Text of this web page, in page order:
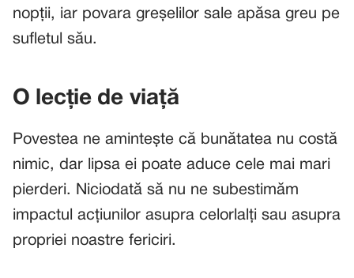
nopții, iar povara greșelilor sale apăsa greu pe
sufletul său.
O lecție de viață
Povestea ne amintește că bunătatea nu costă
nimic, dar lipsa ei poate aduce cele mai mari
pierderi. Niciodată să nu ne subestimăm
impactul acțiunilor asupra celorlalți sau asupra
propriei noastre fericiri.